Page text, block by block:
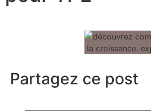
Partagez ce post